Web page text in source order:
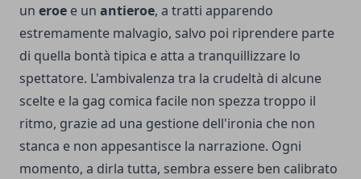
un eroe e un antieroe, a tratti apparendo
estremamente malvagio, salvo poi riprendere parte
di quella bontà tipica e atta a tranquillizzare lo
spettatore. L'ambivalenza tra la crudeltà di alcune
scelte e la gag comica facile non spezza troppo il
ritmo, grazie ad una gestione dell'ironia che non
stanca e non appesantisce la narrazione. Ogni
momento, a dirla tutta, sembra essere ben calibrato